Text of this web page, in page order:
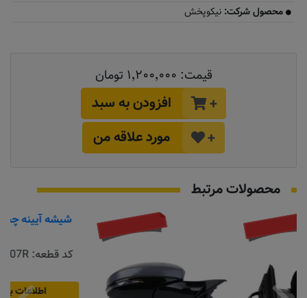
محصول شرکت: نیکوپخش
قیمت: ۱٬۲۰۰٬۰۰۰ تومان
+
افزودن به سبد
+
مورد علاقه من
محصولات مرتبط
موجود نیست